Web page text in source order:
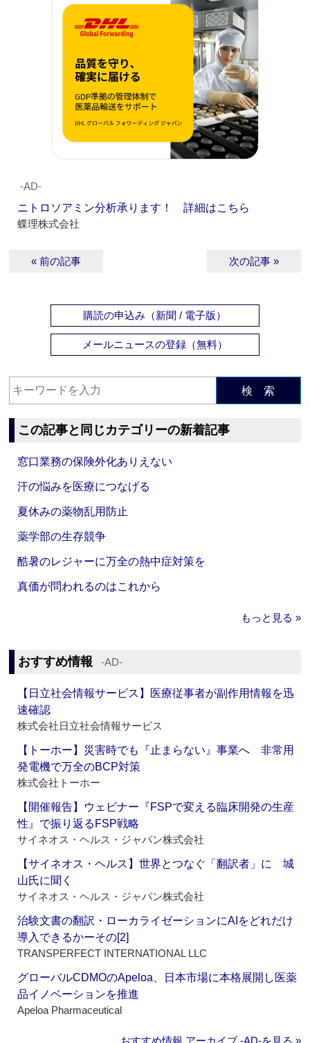
‐AD‐
ニトロソアミン分析承ります！ 詳細はこちら
蝶理株式会社
« 前の記事 次の記事 »
購読の申込み（新聞 / 電子版）
メールニュースの登録（無料）
検 索
この記事と同じカテゴリーの新着記事
窓口業務の保険外化ありえない
汗の悩みを医療につなげる
夏休みの薬物乱用防止
薬学部の生存競争
酷暑のレジャーに万全の熱中症対策を
真価が問われるのはこれから
もっと見る »
おすすめ情報 ‐AD‐
【日立社会情報サービス】医療従事者が副作用情報を迅
速確認
株式会社日立社会情報サービス
【トーホー】災害時でも『止まらない』事業へ 非常用
発電機で万全のBCP対策
株式会社トーホー
【開催報告】ウェビナー『FSPで変える臨床開発の生産
性』で振り返るFSP戦略
サイネオス・ヘルス・ジャパン株式会社
【サイネオス・ヘルス】世界とつなぐ「翻訳者」に 城
山氏に聞く
サイネオス・ヘルス・ジャパン株式会社
治験文書の翻訳・ローカライゼーションにAIをどれだけ
導入できるかーその[2]
TRANSPERFECT INTERNATIONAL LLC
グローバルCDMOのApeloa、日本市場に本格展開し医薬
品イノベーションを推進
Apeloa Pharmaceutical